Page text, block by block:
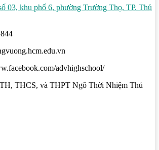
03, khu phố 6, phường Trường Thọ, TP. Thủ
advhighschool/
THCS, và THPT Ngô Thời Nhiệm Thủ